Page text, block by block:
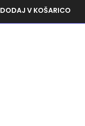
DODAJ V KOŠARICO